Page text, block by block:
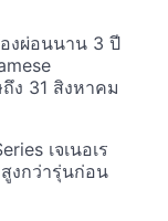
งผ่อนนาน 3 ปี
ง 31 สิงหาคม
เจเนอเร
งกว่ารุ่นก่อน